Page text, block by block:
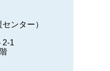
ンター）
2-1